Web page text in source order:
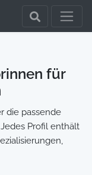
für
die passende
Profil enthält
Mediation